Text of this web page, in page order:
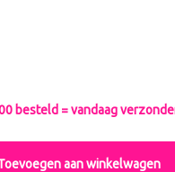
besteld = vandaag
aan winkelwagen